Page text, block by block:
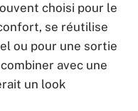
choisi pour le
se réutilise
ou pour une sortie
avec une
un look